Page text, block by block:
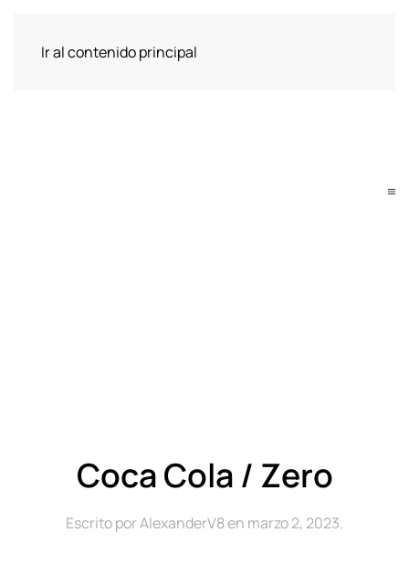
Ir al contenido principal
Coca Cola / Zero
Escrito porAlexanderV8en marzo 2, 2023.